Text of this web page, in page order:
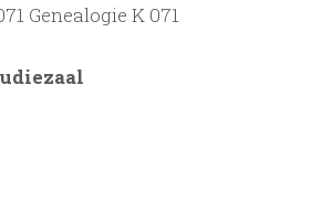
Genealogie K 071